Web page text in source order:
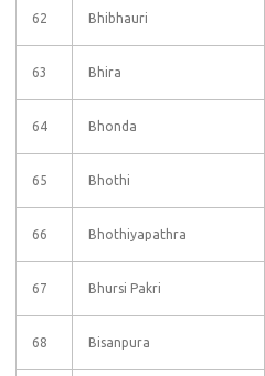
62 Bhibhauri
63 Bhira
64 Bhonda
65 Bhothi
66 Bhothiyapathra
67 Bhursi Pakri
68 Bisanpura